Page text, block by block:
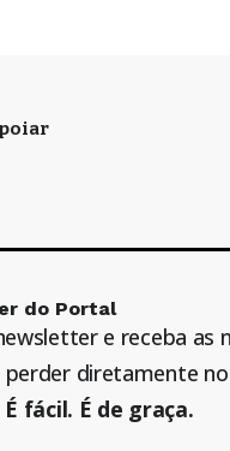
do Portal
e receba as
diretamente
fácil. É de graça.